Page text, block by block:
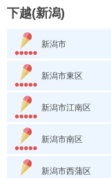
下越(新潟)
新潟市
新潟市東区
新潟市江南区
新潟市南区
新潟市西蒲区